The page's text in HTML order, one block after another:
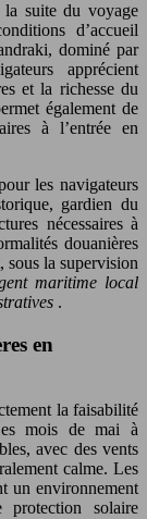
la suite du voyage
d’accueil
dominé par
apprécient
et la richesse du
également de
à l’entrée en
les navigateurs
gardien du
nécessaires à
douanières
sous la supervision
maritime local
.
en
la faisabilité
mois de mai à
avec des vents
calme. Les
un environnement
protection solaire